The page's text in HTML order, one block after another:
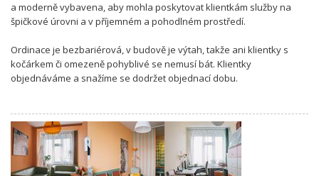
a moderně vybavena, aby mohla poskytovat klientkám služby na
špičkové úrovni a v příjemném a pohodlném prostředí.
Ordinace je bezbariérová, v budově je výtah, takže ani klientky s
kočárkem či omezeně pohyblivé se nemusí bát. Klientky
objednáváme a snažíme se dodržet objednací dobu.